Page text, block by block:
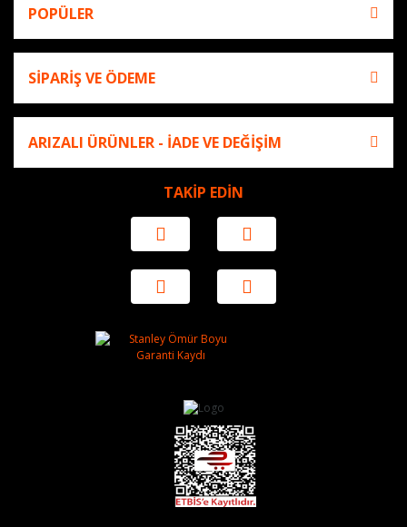
POPÜLER
SİPARİŞ VE ÖDEME
ARIZALI ÜRÜNLER - İADE VE DEĞİŞİM
TAKİP EDİN